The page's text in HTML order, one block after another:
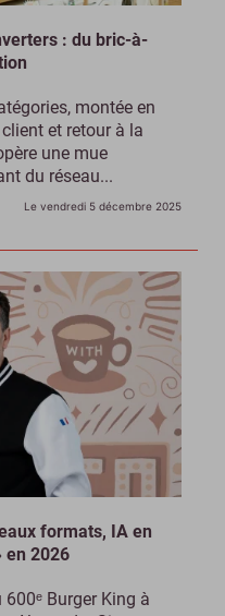
: du bric-à-
montée en
et retour à la
une mue
du réseau...
Le vendredi 5 décembre 2025
formats, IA en
en 2026
600ᵉ Burger King à